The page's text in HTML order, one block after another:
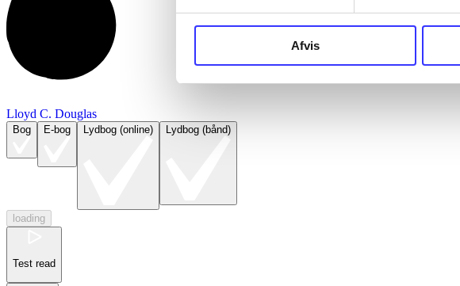
Afvis
Lloyd C. Douglas
Bog E-bog Lydbog (online) Lydbog (bånd)
loading
Test read